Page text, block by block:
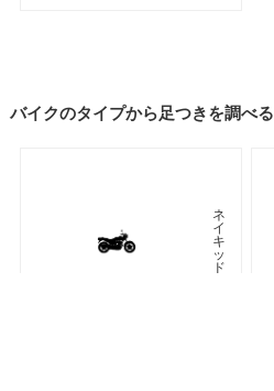
バイクのタイプから足つきを調べる
ネ
イ
キ
ッ
ド